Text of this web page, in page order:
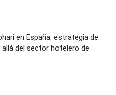
en España: estrategia de
del sector hotelero de